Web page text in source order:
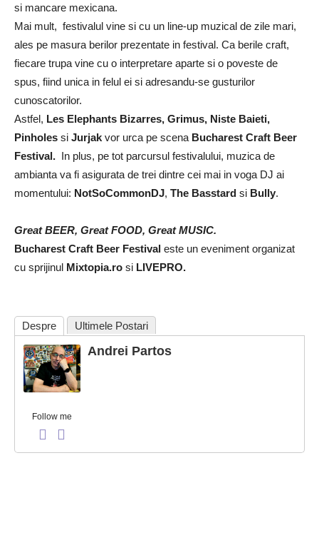
si mancare mexicana.
Mai mult, festivalul vine si cu un line-up muzical de zile mari,
ales pe masura berilor prezentate in festival. Ca berile craft,
fiecare trupa vine cu o interpretare aparte si o poveste de
spus, fiind unica in felul ei si adresandu-se gusturilor
cunoscatorilor.
Astfel, Les Elephants Bizarres, Grimus, Niste Baieti,
Pinholes si Jurjak vor urca pe scena Bucharest Craft Beer
Festival. In plus, pe tot parcursul festivalului, muzica de
ambianta va fi asigurata de trei dintre cei mai in voga DJ ai
momentului: NotSoCommonDJ, The Basstard si Bully.
Great BEER, Great FOOD, Great MUSIC.
Bucharest Craft Beer Festival este un eveniment organizat
cu sprijinul Mixtopia.ro si LIVEPRO.
Despre Ultimele Postari
Follow me
Andrei Partos